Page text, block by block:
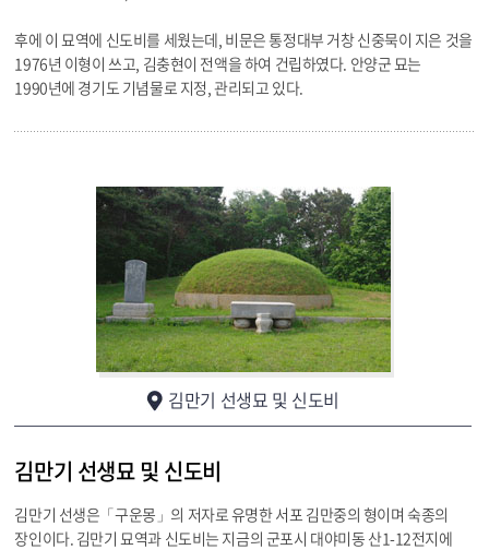
후에 이 묘역에 신도비를 세웠는데, 비문은 통정대부 거창 신중묵이 지은 것을
1976년 이형이 쓰고, 김충현이 전액을 하여 건립하였다. 안양군 묘는
1990년에 경기도 기념물로 지정, 관리되고 있다.
김만기 선생묘 및 신도비
김만기 선생묘 및 신도비
김만기 선생은「구운몽」의 저자로 유명한 서포 김만중의 형이며 숙종의
장인이다. 김만기 묘역과 신도비는 지금의 군포시 대야미동 산1-12전지에